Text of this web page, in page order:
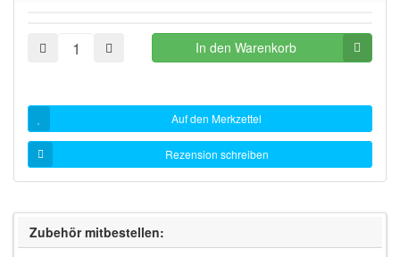
In den Warenkorb
Auf den Merkzettel
Rezension schreiben
Zubehör mitbestellen: